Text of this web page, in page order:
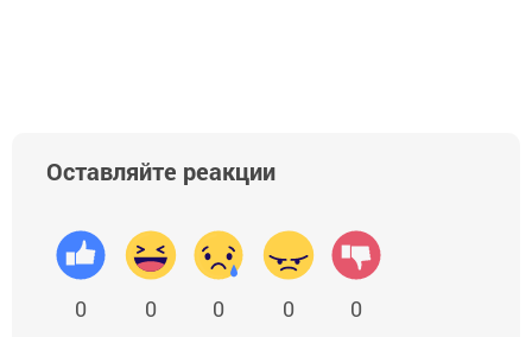
Оставляйте реакции
0 0 0 0 0